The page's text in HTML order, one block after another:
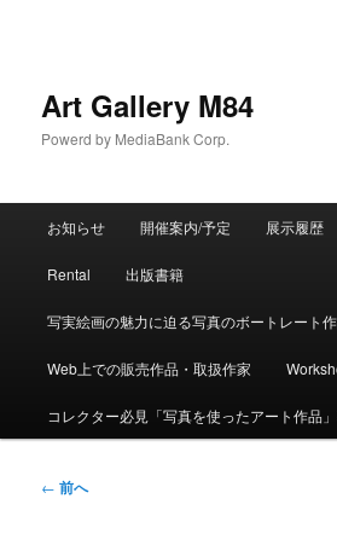
Art Gallery M84
Powerd by MediaBank Corp.
メインメニュー
メインコンテンツへ移動
サブコンテンツへ移動
お知らせ 開催案内/予定 展示履歴
Rental 出版書籍
写実絵画の魅力に迫る写真のボートレート
Web上での販売作品・取扱作家
コレクター必見「写真を使ったアート作品
投稿ナビゲーション
← 前へ